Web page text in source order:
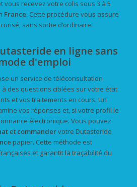
recevez votre colis sous 3 à 5
France. Cette procédure vous assure
sans sortie d’ordinaire.
en ligne sans
d'emploi
un service de téléconsultation
des questions ciblées sur votre état
et vos traitements en cours. Un
vos réponses et, si votre profil le
électronique. Vous pouvez
et commandervotre Dutasteride
papier. Cette méthode est
et garantit la traçabilité du